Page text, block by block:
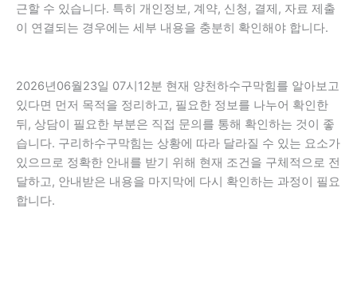
근할 수 있습니다. 특히 개인정보, 계약, 신청, 결제, 자료 제출
이 연결되는 경우에는 세부 내용을 충분히 확인해야 합니다.
2026년06월23일 07시12분 현재 양천하수구막힘를 알아보고
있다면 먼저 목적을 정리하고, 필요한 정보를 나누어 확인한
뒤, 상담이 필요한 부분은 직접 문의를 통해 확인하는 것이 좋
습니다. 구리하수구막힘는 상황에 따라 달라질 수 있는 요소가
있으므로 정확한 안내를 받기 위해 현재 조건을 구체적으로 전
달하고, 안내받은 내용을 마지막에 다시 확인하는 과정이 필요
합니다.